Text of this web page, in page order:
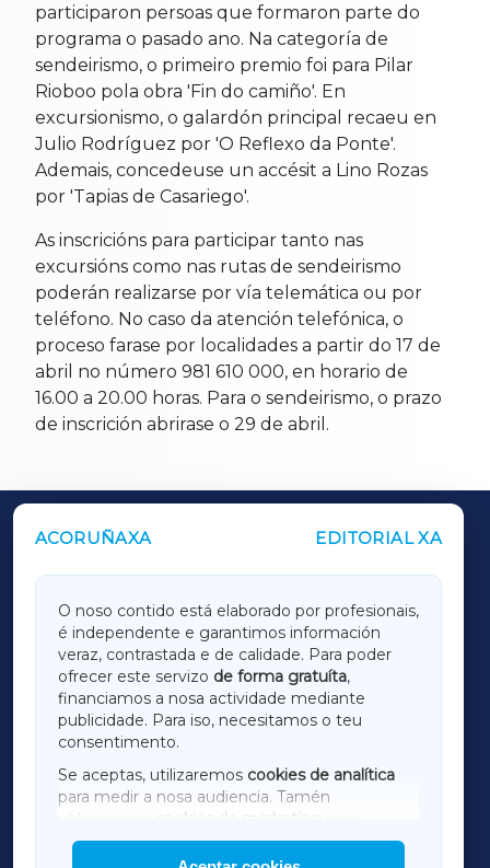
participaron persoas que formaron parte do
programa o pasado ano. Na categoría de
sendeirismo, o primeiro premio foi para Pilar
Rioboo pola obra 'Fin do camiño'. En
excursionismo, o galardón principal recaeu en
Julio Rodríguez por 'O Reflexo da Ponte'.
Ademais, concedeuse un accésit a Lino Rozas
por 'Tapias de Casariego'.
As inscricións para participar tanto nas
excursións como nas rutas de sendeirismo
poderán realizarse por vía telemática ou por
teléfono. No caso da atención telefónica, o
proceso farase por localidades a partir do 17 de
abril no número 981 610 000, en horario de
16.00 a 20.00 horas. Para o sendeirismo, o prazo
de inscrición abrirase o 29 de abril.
ACORUÑAXA EDITORIAL XA
O noso contido está elaborado por profesionais,
é independente e garantimos información
veraz, contrastada e de calidade. Para poder
ofrecer este servizo de forma gratuíta,
financiamos a nosa actividade mediante
publicidade. Para iso, necesitamos o teu
consentimento.
Se aceptas, utilizaremos cookies de analítica
para medir a nosa audiencia. Tamén
utilizaremos
cookies de marketing
mostrar publicidade de terceiros.
OUTROS PERIÓDICOS
LUGOXA
TERRACHAXA
AMARIÑAXA